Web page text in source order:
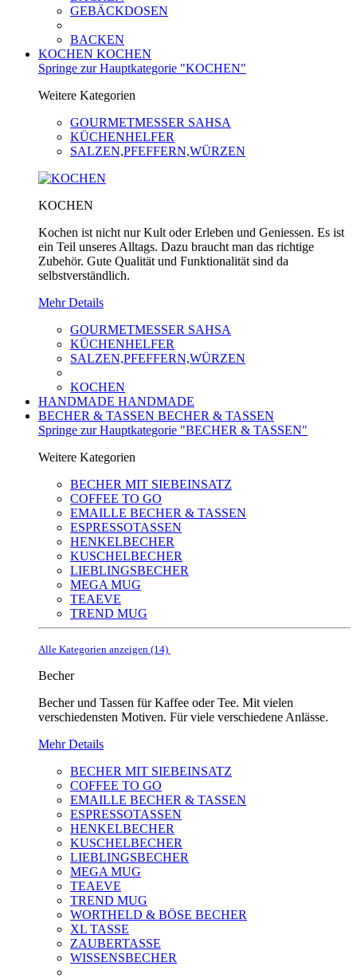
GEBÄCKDOSEN
BACKEN
KOCHEN KOCHEN
Springe zur Hauptkategorie "KOCHEN"
Weitere Kategorien
GOURMETMESSER SAHSA
KÜCHENHELFER
SALZEN,PFEFFERN,WÜRZEN
KOCHEN
Kochen ist nicht nur Kult oder Erleben und Geniessen. Es ist
ein Teil unseres Alltags. Dazu braucht man das richtige
Zubehör. Gute Qualität und Funktionalität sind da
selbstverständlich.
Mehr Details
GOURMETMESSER SAHSA
KÜCHENHELFER
SALZEN,PFEFFERN,WÜRZEN
KOCHEN
HANDMADE HANDMADE
BECHER & TASSEN BECHER & TASSEN
Springe zur Hauptkategorie "BECHER & TASSEN"
Weitere Kategorien
BECHER MIT SIEBEINSATZ
COFFEE TO GO
EMAILLE BECHER & TASSEN
ESPRESSOTASSEN
HENKELBECHER
KUSCHELBECHER
LIEBLINGSBECHER
MEGA MUG
TEAEVE
TREND MUG
Alle Kategorien anzeigen (14)
Becher
Becher und Tassen für Kaffee oder Tee. Mit vielen
verschiedensten Motiven. Für viele verschiedene Anlässe.
Mehr Details
BECHER MIT SIEBEINSATZ
COFFEE TO GO
EMAILLE BECHER & TASSEN
ESPRESSOTASSEN
HENKELBECHER
KUSCHELBECHER
LIEBLINGSBECHER
MEGA MUG
TEAEVE
TREND MUG
WORTHELD & BÖSE BECHER
XL TASSE
ZAUBERTASSE
WISSENSBECHER